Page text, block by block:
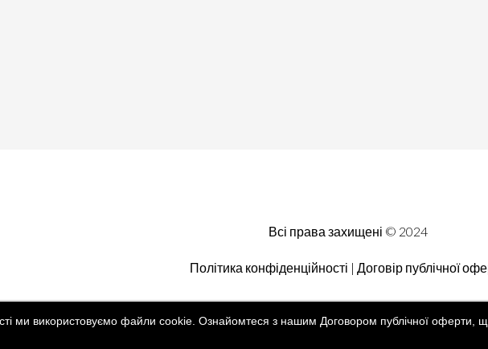
Всі права захищені © 2024
Політика конфіденційності | Договір публічної
ми використовуємо файли cookie. Ознайомтеся з нашим Договором публічної оферти,